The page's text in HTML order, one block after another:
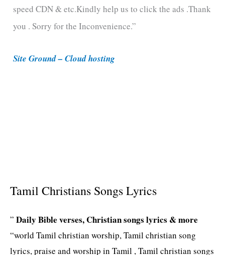
o
r
e
speed CDN & etc.Kindly help us to click the ads .Thank
you . Sorry for the Inconvenience.”
Site Ground – Cloud hosting
Tamil Christians Songs Lyrics
” Daily Bible verses, Christian songs lyrics & more
“world Tamil christian worship, Tamil christian song
lyrics, praise and worship in Tamil , Tamil christian songs